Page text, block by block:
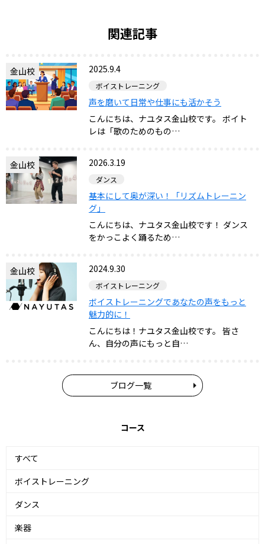
関連記事
金山校 2025.9.4
ボイストレーニング
声を磨いて日常や仕事にも活かそう
こんにちは、ナユタス金山校です。 ボイト
レは「歌のためのもの…
金山校 2026.3.19
ダンス
基本にして奥が深い！「リズムトレーニン
グ」
こんにちは、ナユタス金山校です！ ダンス
をかっこよく踊るため…
金山校 2024.9.30
ボイストレーニング
ボイストレーニングであなたの声をもっと
魅力的に！
こんにちは！ナユタス金山校です。 皆さ
ん、自分の声にもっと自…
ブログ一覧
コース
すべて
ボイストレーニング
ダンス
楽器